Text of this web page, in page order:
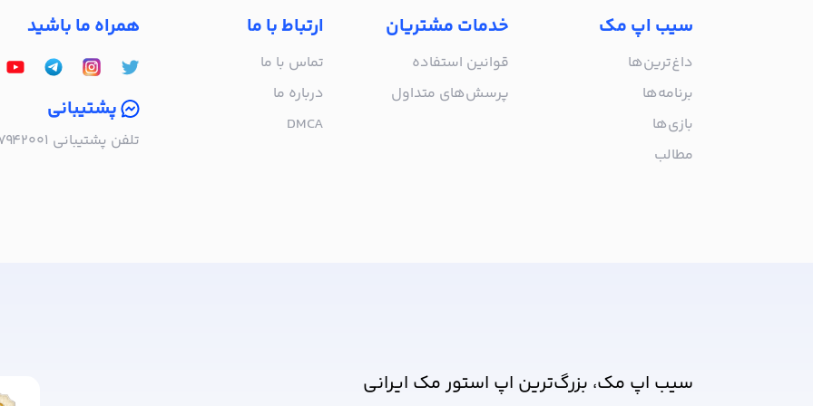
سیب اپ مک
داغ‌ترین‌ها
برنامه‌ها
بازی‌ها
مطالب
خدمات مشتریان
قوانین استفاده
پرسش‌های متداول
ارتباط با ما
تماس با ما
درباره‌ ما
DMCA
همراه ما باشید
پشتیبانی
تلفن پشتیبانی ۰۲۱۵۷۹۴۲۰۰۱ | به صورت تلفنی پاسخگوی شما هستیم!
سیب اپ مک، بزرگ‌ترین اپ استور مک ایرانی